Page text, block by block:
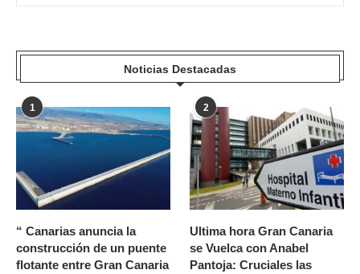
Noticias Destacadas
1
“ Canarias anuncia la
construcción de un puente
flotante entre Gran Canaria
2
Ultima hora Gran Canaria
se Vuelca con Anabel
Pantoja: Cruciales las